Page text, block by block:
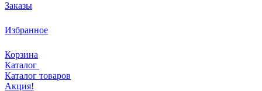
Заказы
Избранное
Корзина
Каталог
Каталог товаров
Акция!